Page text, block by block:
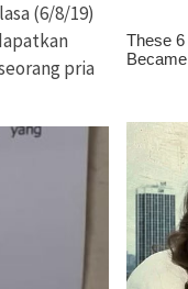
(6/8/19)
pria